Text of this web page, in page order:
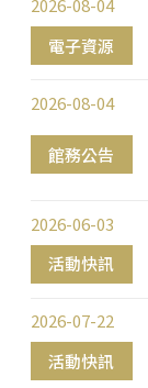
電子資源
2026-08-04
館務公告
2026-08-04
活動快訊
2026-06-03
活動快訊
2026-07-22